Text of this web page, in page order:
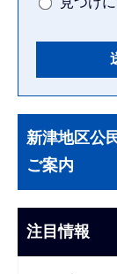
文
こ
ま
で
サ
ブ
ナ
ゲ
新津地区公
ご案内
注目情報